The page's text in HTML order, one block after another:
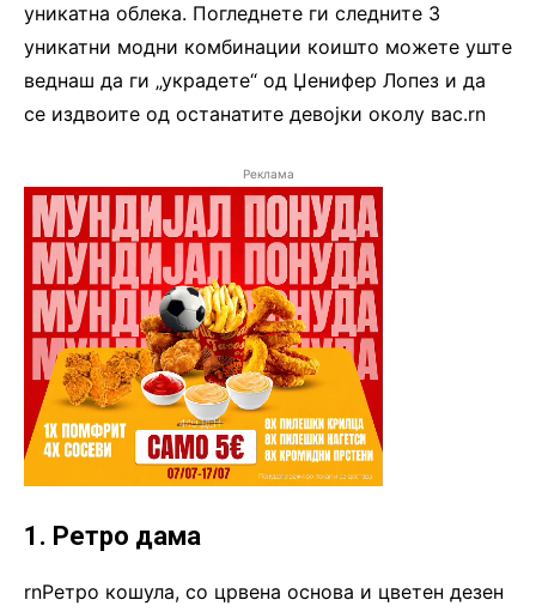
уникатна облека. Погледнете ги следните 3
уникатни модни комбинации коишто можете уште
веднаш да ги „украдете“ од Џенифер Лопез и да
се издвоите од останатите девојки околу вас.rn
Реклама
1. Ретро дама
rnРетро кошула, со црвена основа и цветен дезен